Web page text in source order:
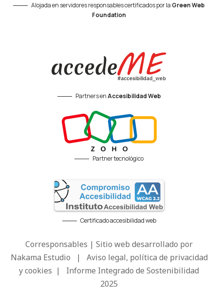
Alojada en servidores responsables certificados por la Green Web
Foundation
Partners enAccesibilidad Web
Partner tecnológico
Certificado accesibilidad web
Corresponsables | Sitio web desarrollado por
Nakama Estudio | Aviso legal, política de privacidad
y cookies | Informe Integrado de Sostenibilidad
2025